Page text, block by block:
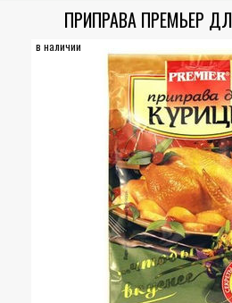
ПРИПРАВА ПРЕМЬЕР
в наличии